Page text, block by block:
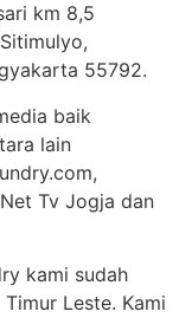
km 8,5
55792.
baik
lain
Tv Jogja dan
kami sudah
Leste. Kami